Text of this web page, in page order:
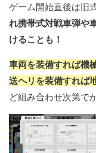
ゲーム開始直後は旧
れ携帯式対戦車弾や
けることも！
車両を装備すれば機
送ヘリを装備すれば
ど組み合わせ次第で